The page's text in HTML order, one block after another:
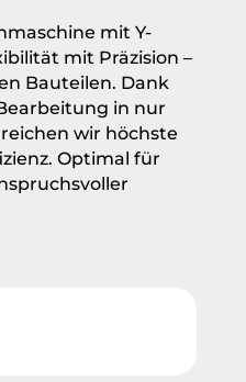
mit Y-
mit Präzision –
Bauteilen. Dank
in nur
wir höchste
Optimal für